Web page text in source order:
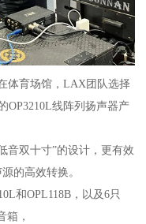
体育场馆，LAX团队选择
OP3210L线阵列扬声器产
音双十寸”的设计，更有效
的高效转换。
和OPL118B，以及6只
箱，